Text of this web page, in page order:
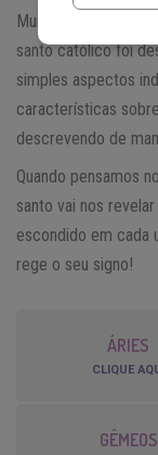
Muitas pessoas não
santo católico foi
simples aspectos
características
descrevendo de
Quando pensamos
santo vai nos
escondido em cada
rege o seu signo!
ÁRIES
CLIQUE
GÊMEOS